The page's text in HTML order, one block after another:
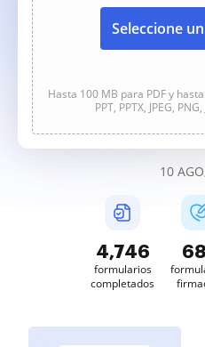
Seleccione
Hasta 100 MB para PDF y
PPT, PPTX, JPEG,
10
4,747
formularios
completados